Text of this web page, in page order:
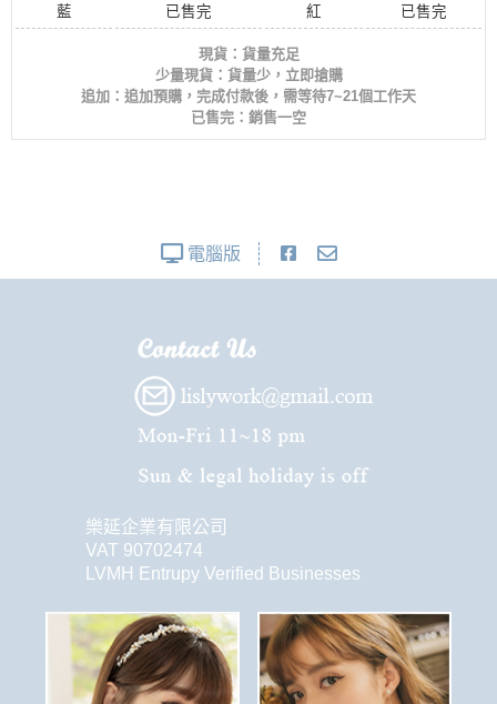
藍 已售完 紅 已售完
現貨：貨量充足
少量現貨：貨量少，立即搶購
追加：追加預購，完成付款後，需等待7~21個工作天
已售完：銷售一空
電腦版
樂延企業有限公司
VAT 90702474
LVMH Entrupy Verified Businesses